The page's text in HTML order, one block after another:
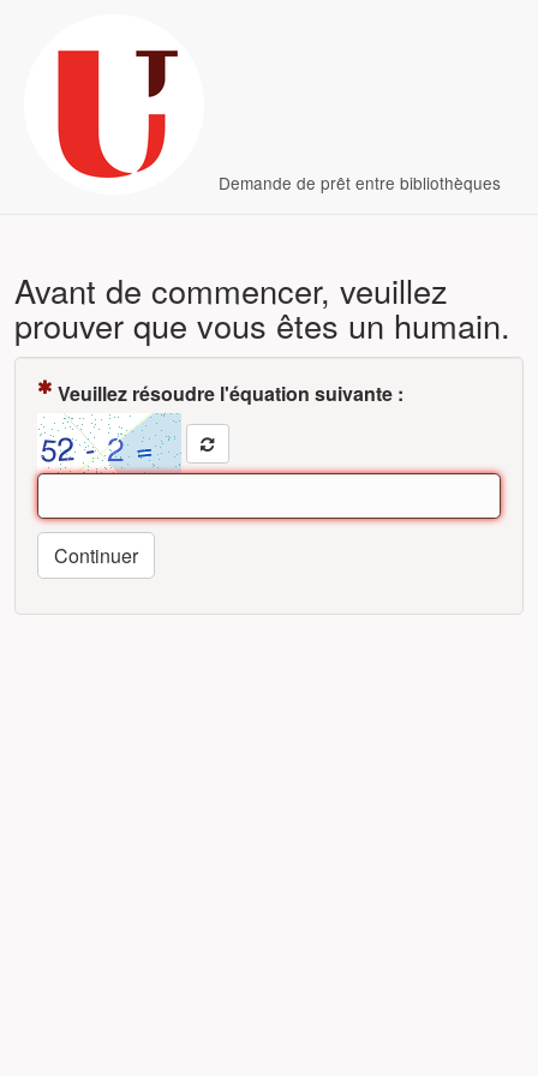
Demande de prêt entre bibliothèques
Avant de commencer, veuillez
prouver que vous êtes un humain.
Veuillez résoudre l'équation suivante :( Obligatoire )
Continuer